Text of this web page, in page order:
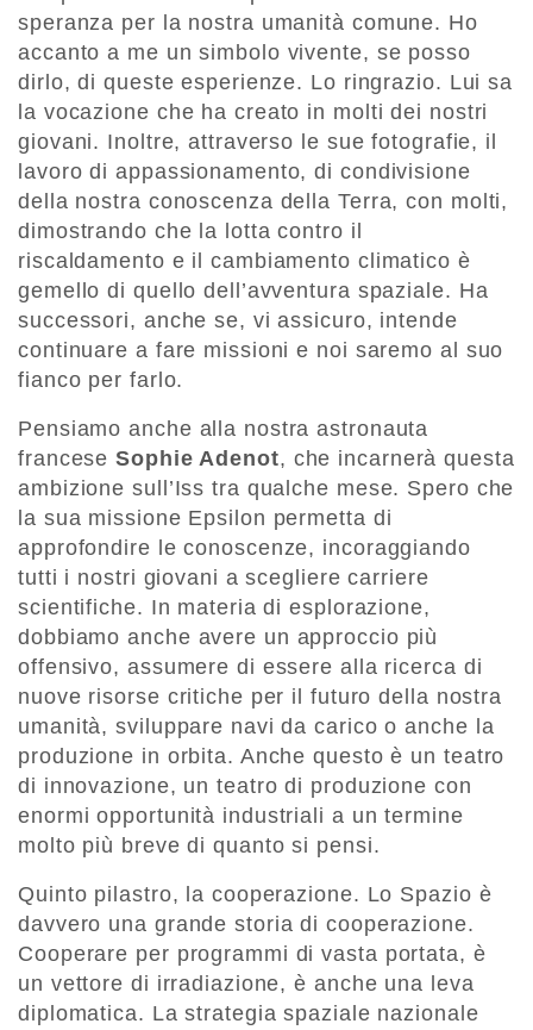
speranza per la nostra umanità comune. Ho
accanto a me un simbolo vivente, se posso
dirlo, di queste esperienze. Lo ringrazio. Lui sa
la vocazione che ha creato in molti dei nostri
giovani. Inoltre, attraverso le sue fotografie, il
lavoro di appassionamento, di condivisione
della nostra conoscenza della Terra, con molti,
dimostrando che la lotta contro il
riscaldamento e il cambiamento climatico è
gemello di quello dell’avventura spaziale. Ha
successori, anche se, vi assicuro, intende
continuare a fare missioni e noi saremo al suo
fianco per farlo.
Pensiamo anche alla nostra astronauta
franceseSophie Adenot, che incarnerà questa
ambizione sull’Iss tra qualche mese. Spero che
la sua missione Epsilon permetta di
approfondire le conoscenze, incoraggiando
tutti i nostri giovani a scegliere carriere
scientifiche. In materia di esplorazione,
dobbiamo anche avere un approccio più
offensivo, assumere di essere alla ricerca di
nuove risorse critiche per il futuro della nostra
umanità, sviluppare navi da carico o anche la
produzione in orbita. Anche questo è un teatro
di innovazione, un teatro di produzione con
enormi opportunità industriali a un termine
molto più breve di quanto si pensi.
Quinto pilastro, la cooperazione. Lo Spazio è
davvero una grande storia di cooperazione.
Cooperare per programmi di vasta portata, è
un vettore di irradiazione, è anche una leva
diplomatica. La strategia spaziale nazionale